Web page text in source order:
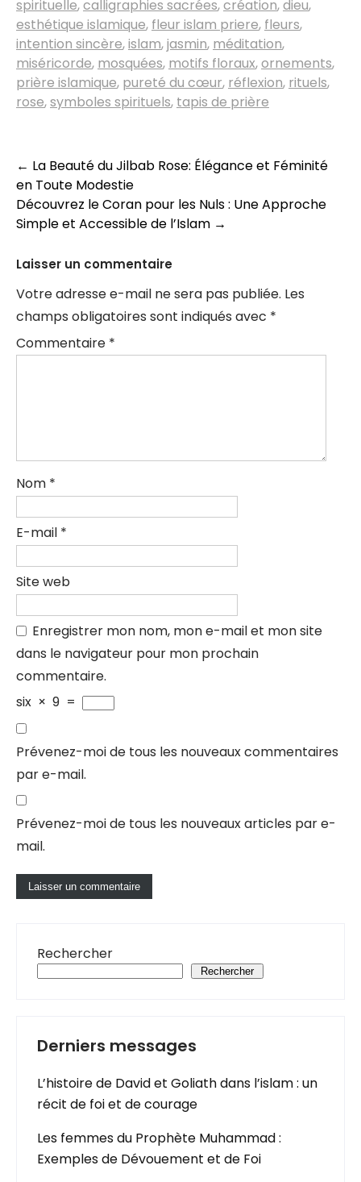
spirituelle,calligraphies sacrées,création,dieu,
esthétique islamique, fleur islam priere, fleurs,
intention sincère,islam,jasmin, méditation,
miséricorde, mosquées, motifs floraux,ornements,
prière islamique, pureté du cœur, réflexion, rituels,
rose,symboles spirituels, tapis de prière
Navigation
des
articles
← La Beauté du Jilbab Rose: Élégance et Féminité
en Toute Modestie
Découvrez le Coran pour les Nuls : Une Approche
Simple et Accessible de l’Islam →
Laisser un commentaire
Votre adresse e-mail ne sera pas publiée. Les
champs obligatoires sont indiqués avec *
Commentaire *
Nom *
E-mail *
Site web
Enregistrer mon nom, mon e-mail et mon site
dans le navigateur pour mon prochain
commentaire.
six × 9 =
Prévenez-moi de tous les nouveaux commentaires
par e-mail.
Prévenez-moi de tous les nouveaux articles par e-
mail.
Rechercher
Rechercher
Derniers messages
L’histoire de David et Goliath dans l’islam : un
récit de foi et de courage
Les femmes du Prophète Muhammad :
Exemples de Dévouement et de Foi